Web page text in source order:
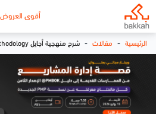
أقوى العروض
الرئيسية - مقالات - شرح منهجية أجايل Agile Methodology: دليل شامل